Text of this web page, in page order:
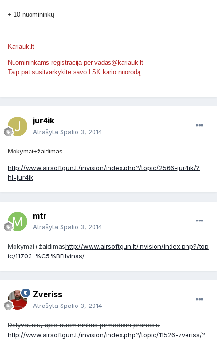
+ 10 nuomininkų
Kariauk.lt
Nuomininkams registracija per vadas@kariauk.lt
Taip pat susitvarkykite savo LSK kario nuorodą.
jur4ik
Atrašyta Spalio 3, 2014
Mokymai+žaidimas
http://www.airsoftgun.lt/invision/index.php?/topic/2566-jur4ik/?
hl=jur4ik
mtr
Atrašyta Spalio 3, 2014
Mokymai+žaidimashttp://www.airsoftgun.lt/invision/index.php?/top
ic/11703-%C5%BEilvinas/
Zveriss
Atrašyta Spalio 3, 2014
Dalyvausiu, apie nuomininkus pirmadieni pranesiu
http://www.airsoftgun.lt/invision/index.php?/topic/11526-zveriss/?